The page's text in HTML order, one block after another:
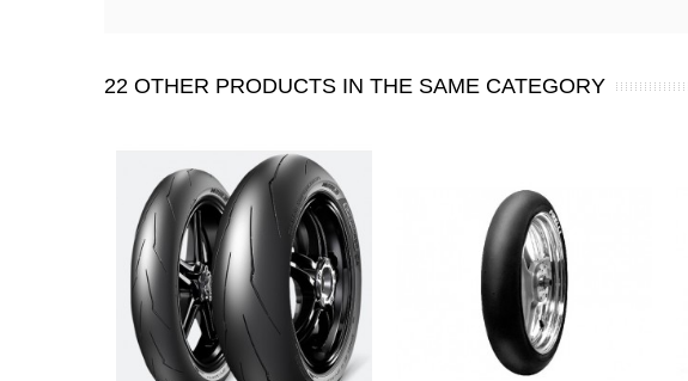
22 OTHER PRODUCTS IN THE SAME CATEGORY